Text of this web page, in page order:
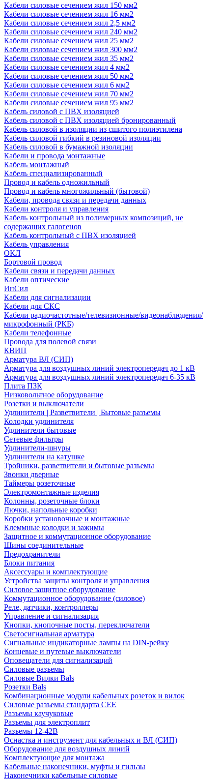
Кабели силовые сечением жил 150 мм2
Кабели силовые сечением жил 16 мм2
Кабели силовые сечением жил 2,5 мм2
Кабели силовые сечением жил 240 мм2
Кабели силовые сечением жил 25 мм2
Кабели силовые сечением жил 300 мм2
Кабели силовые сечением жил 35 мм2
Кабели силовые сечением жил 4 мм2
Кабели силовые сечением жил 50 мм2
Кабели силовые сечением жил 6 мм2
Кабели силовые сечением жил 70 мм2
Кабели силовые сечением жил 95 мм2
Кабель силовой с ПВХ изоляцией
Кабель силовой с ПВХ изоляцией бронированный
Кабель силовой в изоляции из сшитого полиэтилена
Кабель силовой гибкий в резиновой изоляции
Кабель силовой в бумажной изоляции
Кабели и провода монтажные
Кабель монтажный
Кабель специализированный
Провод и кабель одножильный
Провод и кабель многожильный (бытовой)
Кабели, провода связи и передачи данных
Кабели контроля и управления
Кабель контрольный из полимерных композиций, не
содержащих галогенов
Кабель контрольный с ПВХ изоляцией
Кабель управления
ОКЛ
Бортовой провод
Кабели связи и передачи данных
Кабели оптические
ИнСил
Кабели для сигнализации
Кабели для СКС
Кабели радиочастотные/телевизионные/видеонаблюдения/
микрофонный (РКБ)
Кабели телефонные
Провода для полевой связи
КВИП
Арматура ВЛ (СИП)
Арматура для воздушных линий электропередач до 1 кВ
Арматура для воздушных линий электропередач 6-35 кВ
Плита ПЗК
Низковольтное оборудование
Розетки и выключатели
Удлинители | Разветвители | Бытовые разъемы
Колодки удлинителя
Удлинители бытовые
Сетевые фильтры
Удлинители-шнуры
Удлинители на катушке
Тройники, разветвители и бытовые разъемы
Звонки дверные
Таймеры розеточные
Электромонтажные изделия
Колонны, розеточные блоки
Лючки, напольные коробки
Коробки установочные и монтажные
Клеммные колодки и зажимы
Защитное и коммутационное оборудование
Шины соединительные
Предохранители
Блоки питания
Аксессуары и комплектующие
Устройства защиты контроля и управления
Силовое защитное оборудование
Коммутационное оборудование (силовое)
Реле, датчики, контроллеры
Управление и сигнализация
Кнопки, кнопочные посты, переключатели
Светосигнальная арматура
Сигнальные индикаторные лампы на DIN-рейку
Концевые и путевые выключатели
Оповещатели для сигнализаций
Силовые разъемы
Силовые Вилки Bals
Розетки Bals
Комбинационные модули кабельных розеток и вилок
Силовые разъемы стандарта CEE
Разъемы каучуковые
Разъемы для электроплит
Разъемы 12-42В
Оснастка и инструмент для кабельных и ВЛ (СИП)
Оборудование для воздушных линий
Комплектующие для монтажа
Кабельные наконечники, муфты и гильзы
Наконечники кабельные силовые